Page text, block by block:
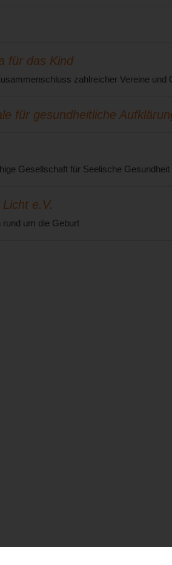
für das Kind
zahlreicher Vereine
für gesundheitliche
Gesellschaft für Seelische
e.V.
rund um die Geburt